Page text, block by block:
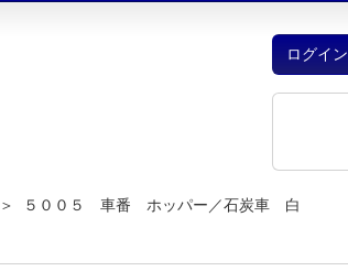
ログイン
＞ ５００５ 車番 ホッパー／石炭車 白